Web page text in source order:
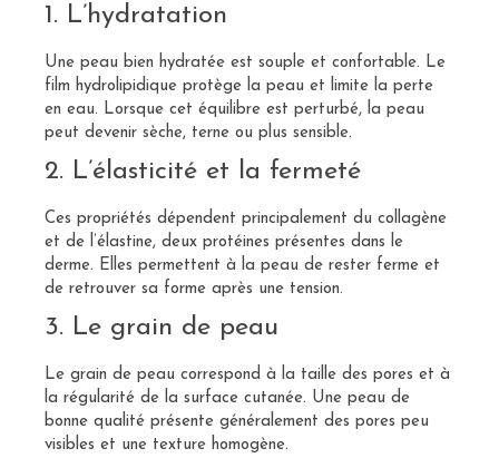
1. L’hydratation
Une peau bien hydratée est souple et confortable. Le
film hydrolipidique protège la peau et limite la perte
en eau. Lorsque cet équilibre est perturbé, la peau
peut devenir sèche, terne ou plus sensible.
2. L’élasticité et la fermeté
Ces propriétés dépendent principalement du collagène
et de l’élastine, deux protéines présentes dans le
derme. Elles permettent à la peau de rester ferme et
de retrouver sa forme après une tension.
3. Le grain de peau
Le grain de peau correspond à la taille des pores et à
la régularité de la surface cutanée. Une peau de
bonne qualité présente généralement des pores peu
visibles et une texture homogène.